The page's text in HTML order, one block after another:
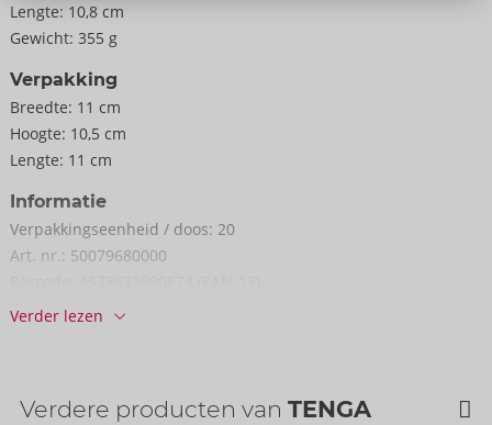
Lengte: 10,8 cm
Gewicht: 355 g
Verpakking
Breedte: 11 cm
Hoogte: 10,5 cm
Lengte: 11 cm
Informatie
Verpakkings­eenheid / doos: 20
Art. nr.: 50079680000
Tariefnummer douane:
Verder lezen
Verdere producten van TENGA